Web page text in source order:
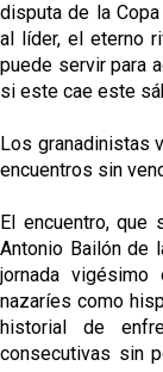
disputa de la
al líder, el eterno
puede servir para
si este cae este
Los granadinistas
encuentros sin
El encuentro, que
Antonio Bailón de
jornada
nazaríes como
historial de
consecutivas sin